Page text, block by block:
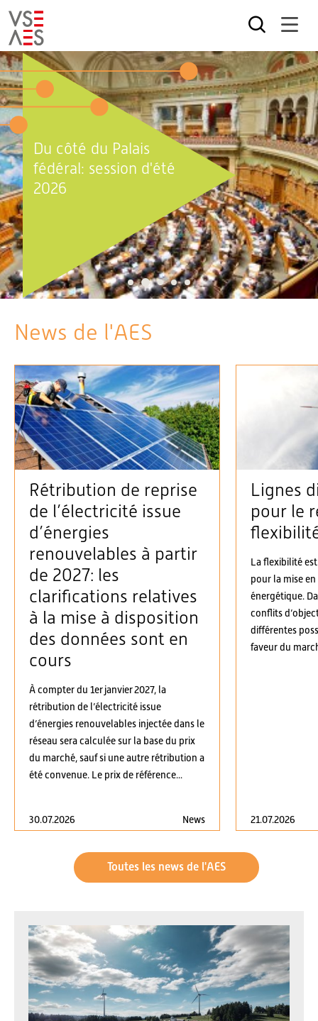
Aller
au
contenu
principal
Du côté du Palais
fédéral: session d'été
2026
1 2 3 4 5
News de l'AES
Rétribution de reprise
de l’électricité issue
d’énergies
renouvelables à partir
de 2027: les
clarifications relatives
à la mise à disposition
des données sont en
cours
À compter du 1er janvier 2027, la
rétribution de l’électricité issue
d’énergies renouvelables injectée dans le
réseau sera calculée sur la base du prix
du marché, sauf si une autre rétribution a
été convenue. Le prix de référence...
30.07.2026 News
Lignes
pour le
La flexibilité
pour la mise
énergétique.
conflits
différentes
faveur du
21.07.2026
Toutes les news de l'AES